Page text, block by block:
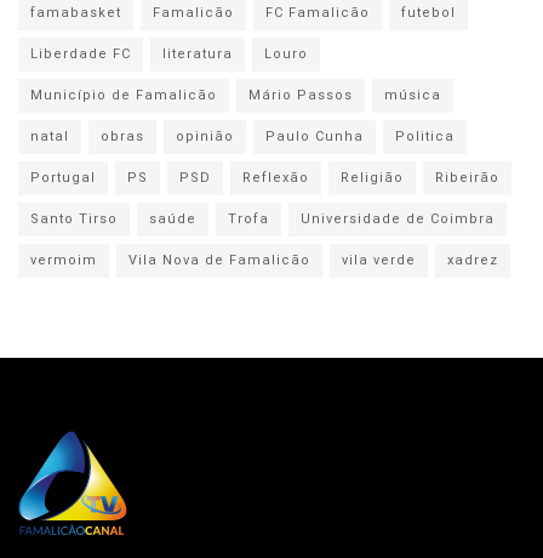
famabasket
Famalicão FC Famalicão
futebol
Liberdade FC
literatura
Louro
Município de Famalicão
Mário Passos
música
natal
obras opinião Paulo Cunha
Politica
Portugal
PS PSD Reflexão Religião
Ribeirão
Santo Tirso
saúde Trofa
Universidade de Coimbra
vermoim
Vila Nova de Famalicão vila verde xadrez